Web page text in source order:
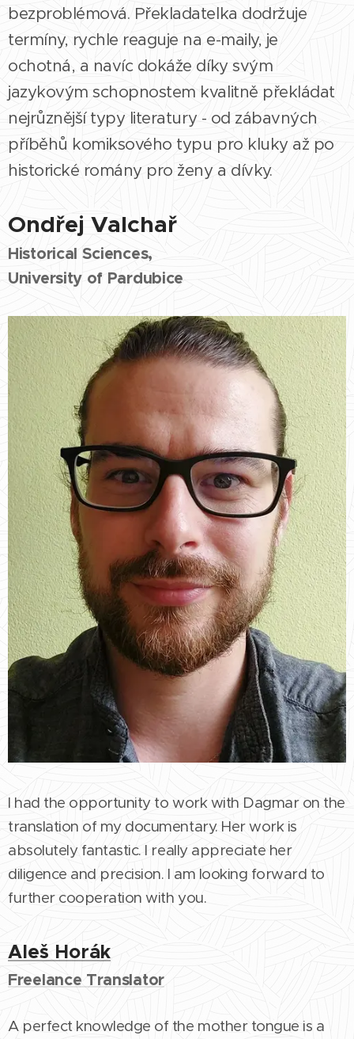
bezproblémová. Překladatelka dodržuje
termíny, rychle reaguje na e-maily, je
ochotná, a navíc dokáže díky svým
jazykovým schopnostem kvalitně překládat
nejrůznější typy literatury - od zábavných
příběhů komiksového typu pro kluky až po
historické romány pro ženy a dívky.
Ondřej Valchař
Historical Sciences,
University of Pardubice
I had the opportunity to work with Dagmar on the
translation of my documentary. Her work is
absolutely fantastic. I really appreciate her
diligence and precision. I am looking forward to
further cooperation with you.
Aleš Horák
Freelance Translator
A perfect knowledge of the mother tongue is a